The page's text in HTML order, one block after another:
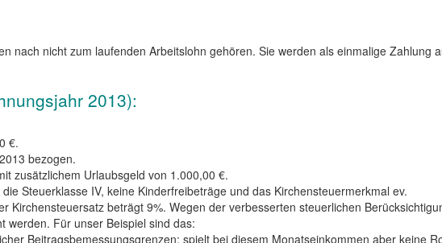
nach nicht zum laufenden Arbeitslohn gehören. Sie werden als einmalige
2013):
€.
bezogen.
zusätzlichem Urlaubsgeld von 1.000,00 €.
Steuerklasse IV, keine Kinderfreibeträge und das Kirchensteuermerkmal ev.
Kirchensteuersatz beträgt 9%. Wegen der verbesserten steuerlichen
werden. Für unser Beispiel sind das:
Beitragsbemessungsgrenzen; spielt bei diesem Monatseinkommen aber keine